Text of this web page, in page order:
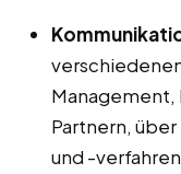
Partnern,
und -